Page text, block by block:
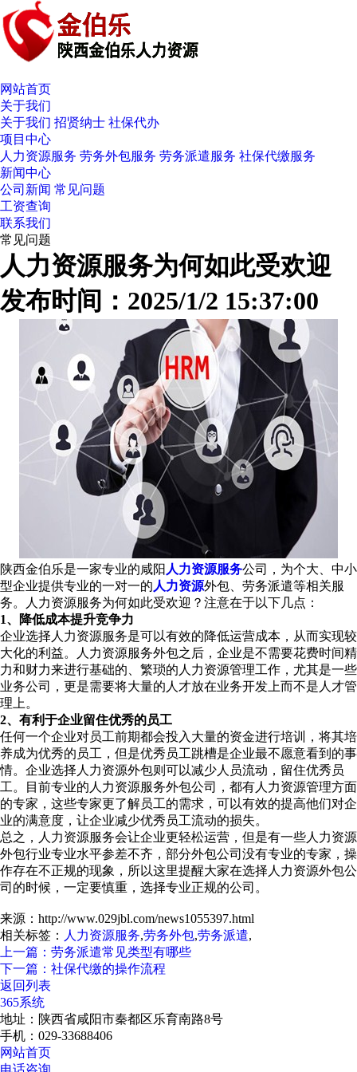
网站首页
关于我们
关于我们 招贤纳士 社保代办
项目中心
人力资源服务 劳务外包服务 劳务派遣服务 社保代缴服务
新闻中心
公司新闻 常见问题
工资查询
联系我们
常见问题
人力资源服务为何如此受欢迎
发布时间：2025/1/2 15:37:00
陕西金伯乐是一家专业的咸阳 人力资源服务公司，为个大、中小
型企业提供专业的一对一的 人力资源外包、劳务派遣等相关服
务。人力资源服务为何如此受欢迎？注意在于以下几点：
1、降低成本提升竞争力
企业选择人力资源服务是可以有效的降低运营成本，从而实现较
大化的利益。人力资源服务外包之后，企业是不需要花费时间精
力和财力来进行基础的、繁琐的人力资源管理工作，尤其是一些
业务公司，更是需要将大量的人才放在业务开发上而不是人才管
理上。
2、有利于企业留住优秀的员工
任何一个企业对员工前期都会投入大量的资金进行培训，将其培
养成为优秀的员工，但是优秀员工跳槽是企业最不愿意看到的事
情。企业选择人力资源外包则可以减少人员流动，留住优秀员
工。目前专业的人力资源服务外包公司，都有人力资源管理方面
的专家，这些专家更了解员工的需求，可以有效的提高他们对企
业的满意度，让企业减少优秀员工流动的损失。
总之，人力资源服务会让企业更轻松运营，但是有一些人力资源
外包行业专业水平参差不齐，部分外包公司没有专业的专家，操
作存在不正规的现象，所以这里提醒大家在选择人力资源外包公
司的时候，一定要慎重，选择专业正规的公司。
来源：http://www.029jbl.com/news1055397.html
相关标签： 人力资源服务,劳务外包,劳务派遣,
上一篇：劳务派遣常见类型有哪些
下一篇：社保代缴的操作流程
返回列表
365系统
地址：陕西省咸阳市秦都区乐育南路8号
手机：029-33688406
网站首页
电话咨询